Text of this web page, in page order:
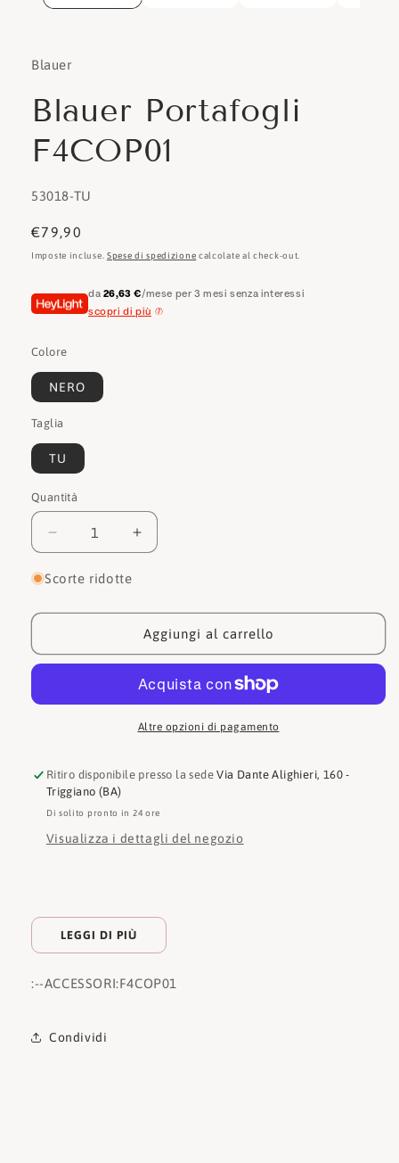
Blauer
Blauer Portafogli
F4COP01
SKU:
53018-TU
Prezzo
di
€79,90
Imposte incluse. Spese di spedizione calcolate al check-out.
da 26,63 €/mese per 3 mesi senza interessi
scopri di più
Colore
NERO
Taglia
TU
Quantità
Quantità
Diminuisci
quantità
per
Portafogli
Aumenta
quantità
Portafogli
F4COP01
Scorte ridotte
Aggiungi al carrello
Altre opzioni di pagamento
Ritiro disponibile presso la sedeVia Dante Alighieri, 160 -
Triggiano (BA)
Di solito pronto in 24 ore
Visualizza i dettagli del negozio
LEGGI DI PIÙ
:--ACCESSORI:F4COP01
Condividi